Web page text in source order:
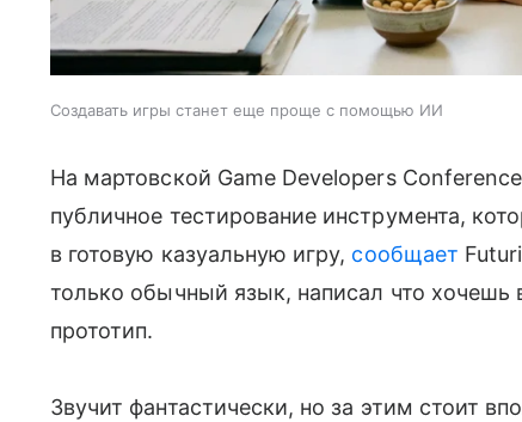
Создавать игры станет еще проще с помощью ИИ
На мартовской Game Developers
публичное тестирование инструмента,
в готовую казуальную игру, сообщает
только обычный язык, написал что
прототип.
Звучит фантастически, но за этим стоит